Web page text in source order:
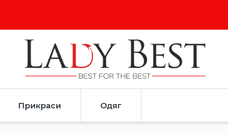
Прикраси Одяг